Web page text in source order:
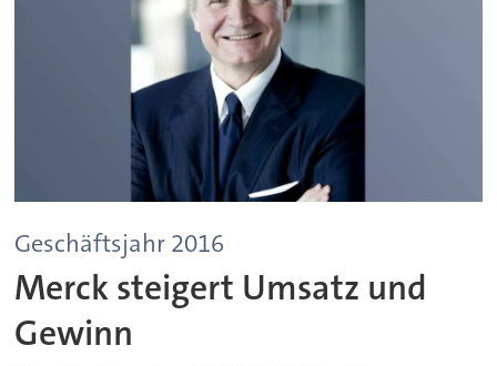
Geschäftsjahr 2016
Merck steigert Umsatz und
Gewinn